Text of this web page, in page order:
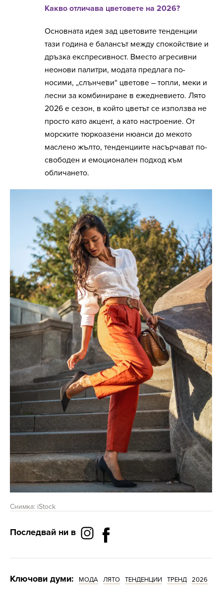
Какво отличава цветовете на 2026?
Основната идея зад цветовите тенденции
тази година е балансът между спокойствие и
дръзка експресивност. Вместо агресивни
неонови палитри, модата предлага по-
носими, „слънчеви“ цветове – топли, меки и
лесни за комбиниране в ежедневието. Лято
2026 е сезон, в който цветът се използва не
просто като акцент, а като настроение. От
морските тюркоазени нюанси до мекото
маслено жълто, тенденциите насърчават по-
свободен и емоционален подход към
обличането.
Снимка: iStock
Последвай ни в
Ключови думи: МОДА ЛЯТО ТЕНДЕНЦИИ ТРЕНД 2026